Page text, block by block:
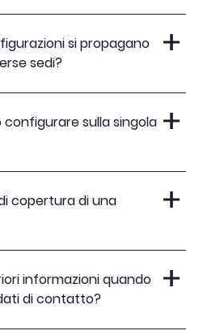
si propagano
sedi?
sulla singola
copertura di una
informazioni quando
di contatto?